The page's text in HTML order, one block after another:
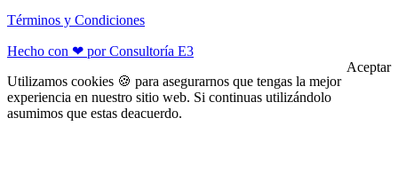
Términos y Condiciones
Hecho con ❤ por Consultoría E3
Utilizamos cookies 🍪 para asegurarnos que tengas la mejor
experiencia en nuestro sitio web. Si continuas utilizándolo
asumimos que estas deacuerdo.
Aceptar